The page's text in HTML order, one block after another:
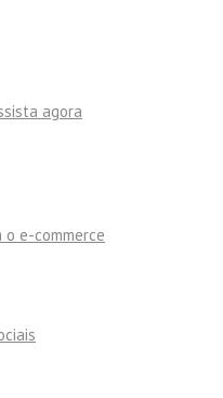
agora
e-commerce